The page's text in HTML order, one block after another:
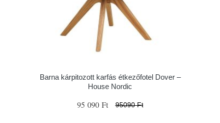
Barna kárpitozott karfás étkezőfotel Dover –
House Nordic
95 090 Ft 95090 Ft